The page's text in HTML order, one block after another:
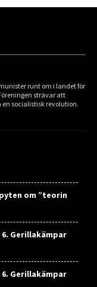
runt om i landet för
strävar att
socialistisk revolution.
om ”teorin
Gerillakämpar
Gerillakämpar